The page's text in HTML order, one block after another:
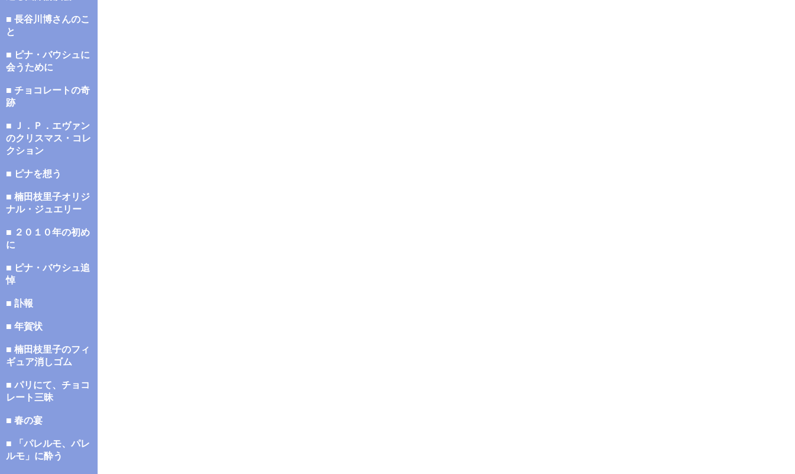
■ 長谷川博さんのこ
と
■ ピナ・バウシュに
会うために
■ チョコレートの奇
跡
■ Ｊ．Ｐ．エヴァン
のクリスマス・コレ
クション
■ ピナを想う
■ 楠田枝里子オリジ
ナル・ジュエリー
■ ２０１０年の初め
に
■ ピナ・バウシュ追
悼
■ 訃報
■ 年賀状
■ 楠田枝里子のフィ
ギュア消しゴム
■ パリにて、チョコ
レート三昧
■ 春の宴
■ 「パレルモ、パレ
ルモ」に酔う